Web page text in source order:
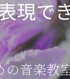
現で
の音楽教